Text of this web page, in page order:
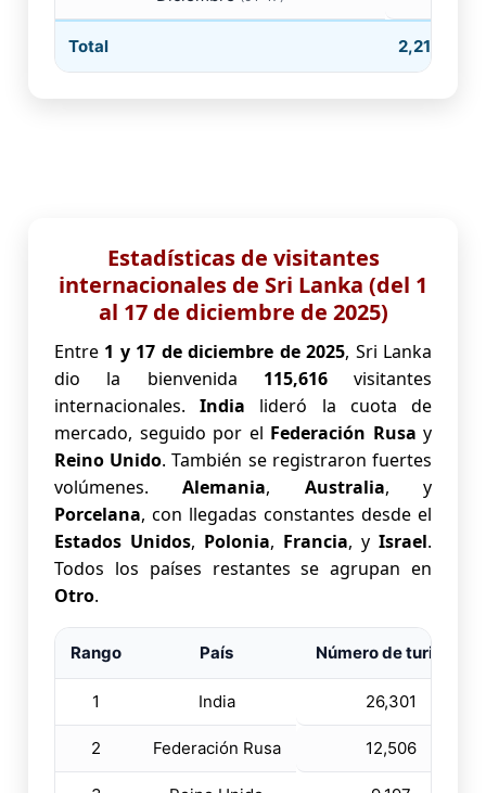
Total 2,219,209
Estadísticas de visitantes
internacionales de Sri Lanka (del 1
al 17 de diciembre de 2025)
Entre 1 y 17 de diciembre de 2025, Sri Lanka
dio la bienvenida 115,616visitantes
internacionales.India lideró la cuota de
mercado, seguido por el Federación Rusa y
Reino Unido. También se registraron fuertes
volúmenes.Alemania, Australia, y
Porcelana, con llegadas constantes desde el
Estados Unidos, Polonia, Francia, y Israel.
Todos los países restantes se agrupan en
Otro.
Rango País Número de turistas
1 India 26,301
2 Federación Rusa 12,506